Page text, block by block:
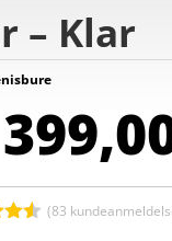
– Klar
(83